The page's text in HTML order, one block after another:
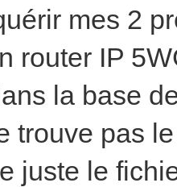
mes 2
router IP
la base
trouve pas
juste le